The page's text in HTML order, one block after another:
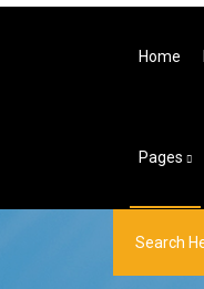
Home
Pages